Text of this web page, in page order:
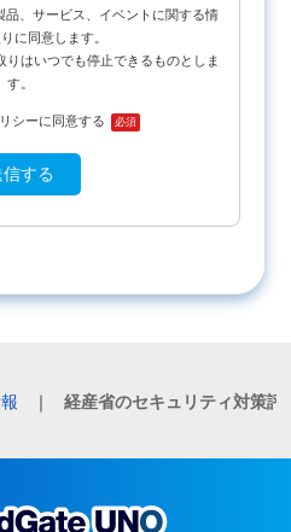
品、サービス、イベントに関する情
に同意します。
はいつでも停止できるものとしま
す。
シーに同意する 必須
｜